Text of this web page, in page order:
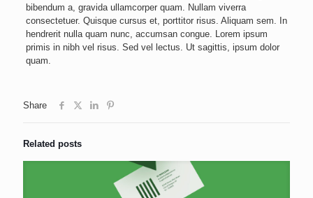
bibendum a, gravida ullamcorper quam. Nullam viverra
consectetuer. Quisque cursus et, porttitor risus. Aliquam sem. In
hendrerit nulla quam nunc, accumsan congue. Lorem ipsum
primis in nibh vel risus. Sed vel lectus. Ut sagittis, ipsum dolor
quam.
Share
Related posts